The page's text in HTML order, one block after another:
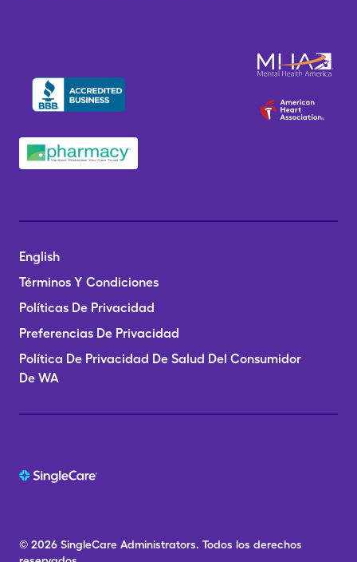
English
Términos Y Condiciones
Políticas De Privacidad
Preferencias De Privacidad
Política De Privacidad De Salud Del Consumidor
De WA
© 2026 SingleCare Administrators. Todos los derechos